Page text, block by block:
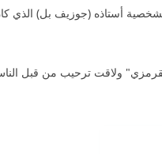
كثيرا بشخصية أستاذه (جوزيف بل)
ولاقت ترحيب من قبل